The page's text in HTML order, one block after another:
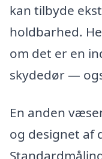
kan tilbyde
holdbarhed.
om det er en
skydedør —
En anden
og designet af